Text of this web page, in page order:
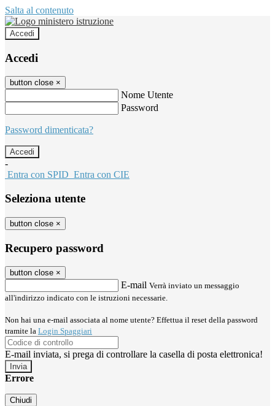
Salta al contenuto
Accedi
Accedi
button close ×
Nome Utente
Password
Password dimenticata?
-
Entra con SPID Entra con CIE
Seleziona utente
button close ×
Recupero password
button close ×
E-mail Verrà inviato un messaggio
all'indirizzo indicato con le istruzioni necessarie.
Non hai una e-mail associata al nome utente? Effettua il reset della password
tramite la Login Spaggiari
E-mail inviata, si prega di controllare la casella di posta elettronica!
Errore
Chiudi